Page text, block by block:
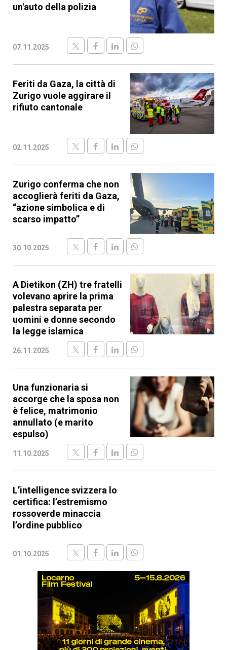
un'auto della polizia
07.11.2025
Feriti da Gaza, la città di
Zurigo vuole aggirare il
rifiuto cantonale
02.11.2025
Zurigo conferma che non
accoglierà feriti da Gaza,
“azione simbolica e di
scarso impatto”
30.10.2025
A Dietikon (ZH) tre fratelli
volevano aprire la prima
palestra separata per
uomini e donne secondo
la legge islamica
26.11.2025
Una funzionaria si
accorge che la sposa non
è felice, matrimonio
annullato (e marito
espulso)
11.10.2025
L’intelligence svizzera lo
certifica: l’estremismo
rossoverde minaccia
l’ordine pubblico
01.10.2025